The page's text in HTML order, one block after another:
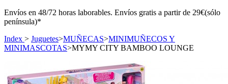
Envíos en 48/72 horas laborables. Envíos gratis a partir de 29€(sólo
península)*
Index > Juguetes>MUÑECAS>MINIMUÑECOS Y
MINIMASCOTAS>MYMY CITY BAMBOO LOUNGE